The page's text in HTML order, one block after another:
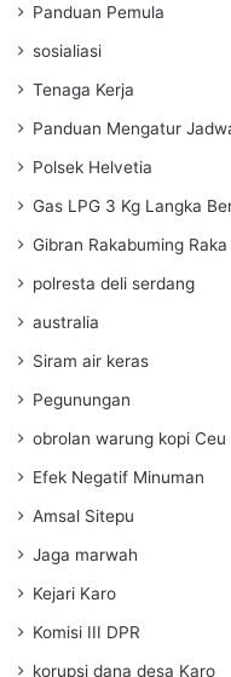
Panduan Pemula
sosialiasi
Tenaga Kerja
Panduan Mengatur
Polsek Helvetia
Gas LPG 3 Kg Langka
Gibran Rakabuming Raka
polresta deli serdang
australia
Siram air keras
Pegunungan
obrolan warung kopi Ceu
Efek Negatif Minuman
Amsal Sitepu
Jaga marwah
Kejari Karo
Komisi III DPR
korupsi dana desa Karo